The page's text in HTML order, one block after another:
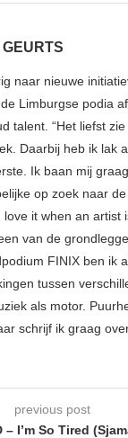
GEURTS
naar nieuwe
Limburgse podia
talent. “Het liefst
Daarbij heb ik lak
Ik baan mij
op zoek naar
it when an artist
van de
FINIX ben ik
tussen
als motor.
schrijf ik graag
previous post
– I’m So Tired